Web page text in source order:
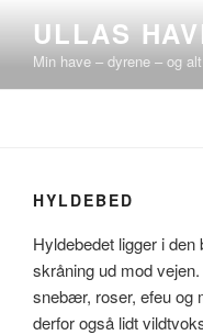
indhold
ULLAS
Min have – dyrene – og
HYLDEBED
Hyldebedet ligger i
skråning ud mod
snebær, roser, efeu og
derfor også lidt